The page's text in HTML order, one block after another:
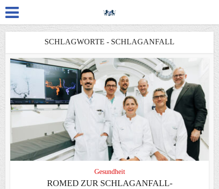
SCHLAGWORTE - SCHLAGANFALL
Gesundheit
ROMED ZUR SCHLAGANFALL-